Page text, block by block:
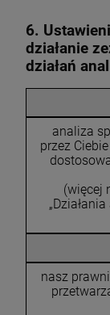
6.
działanie
działań
analiza
przez
(więcej
nasz